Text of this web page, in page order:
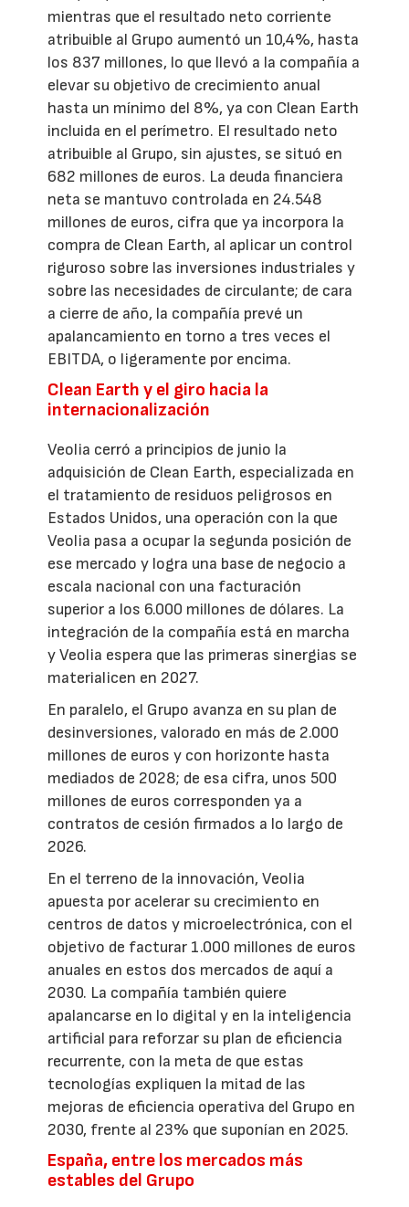
mientras que el resultado neto corriente
atribuible al Grupo aumentó un 10,4%, hasta
los 837 millones, lo que llevó a la compañía a
elevar su objetivo de crecimiento anual
hasta un mínimo del 8%, ya con Clean Earth
incluida en el perímetro. El resultado neto
atribuible al Grupo, sin ajustes, se situó en
682 millones de euros. La deuda financiera
neta se mantuvo controlada en 24.548
millones de euros, cifra que ya incorpora la
compra de Clean Earth, al aplicar un control
riguroso sobre las inversiones industriales y
sobre las necesidades de circulante; de cara
a cierre de año, la compañía prevé un
apalancamiento en torno a tres veces el
EBITDA, o ligeramente por encima.
Clean Earth y el giro hacia la
internacionalización
Veolia cerró a principios de junio la
adquisición de Clean Earth, especializada en
el tratamiento de residuos peligrosos en
Estados Unidos, una operación con la que
Veolia pasa a ocupar la segunda posición de
ese mercado y logra una base de negocio a
escala nacional con una facturación
superior a los 6.000 millones de dólares. La
integración de la compañía está en marcha
y Veolia espera que las primeras sinergias se
materialicen en 2027.
En paralelo, el Grupo avanza en su plan de
desinversiones, valorado en más de 2.000
millones de euros y con horizonte hasta
mediados de 2028; de esa cifra, unos 500
millones de euros corresponden ya a
contratos de cesión firmados a lo largo de
2026.
En el terreno de la innovación, Veolia
apuesta por acelerar su crecimiento en
centros de datos y microelectrónica, con el
objetivo de facturar 1.000 millones de euros
anuales en estos dos mercados de aquí a
2030. La compañía también quiere
apalancarse en lo digital y en la inteligencia
artificial para reforzar su plan de eficiencia
recurrente, con la meta de que estas
tecnologías expliquen la mitad de las
mejoras de eficiencia operativa del Grupo en
2030, frente al 23% que suponían en 2025.
España, entre los mercados más
estables del Grupo